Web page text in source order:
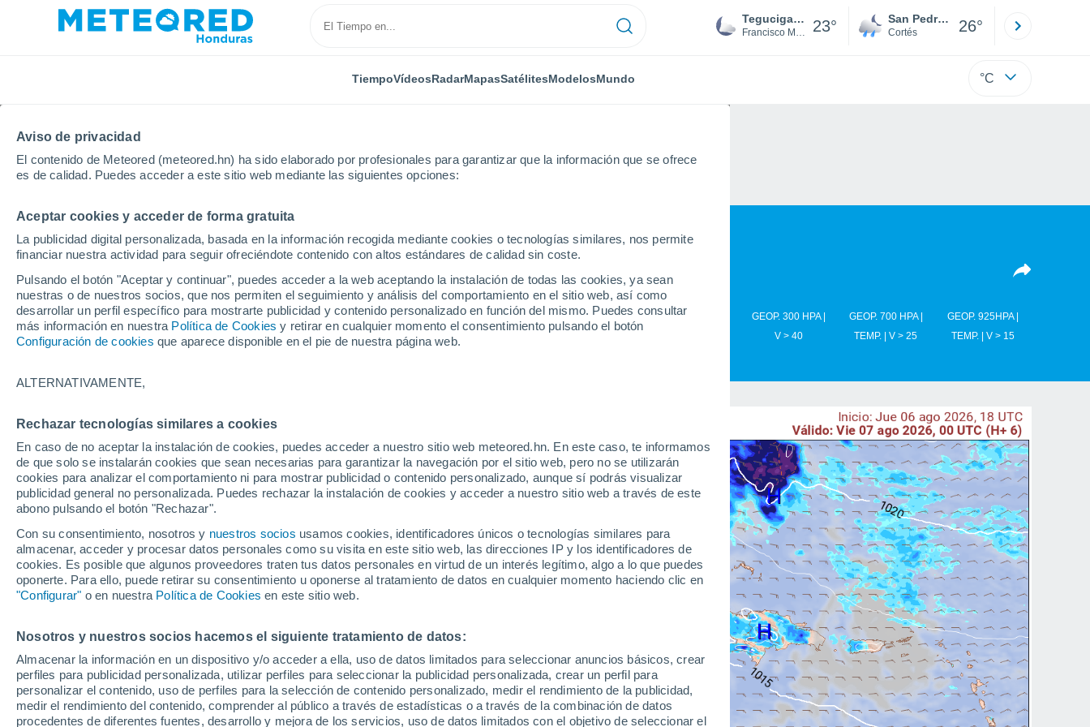
Aviso de privacidad
El contenido de Meteored (meteored.hn) ha sido elaborado por profesionales para garantizar que la información que se ofrece
es de calidad. Puedes acceder a este sitio web mediante las siguientes opciones:
Aceptar cookies y acceder de forma gratuita
La publicidad digital personalizada, basada en la información recogida mediante cookies o tecnologías similares, nos permite
financiar nuestra actividad para seguir ofreciéndote contenido con altos estándares de calidad sin coste.
Pulsando el botón "Aceptar y continuar", puedes acceder a la web aceptando la instalación de todas las cookies, ya sean
nuestras o de nuestros socios, que nos permiten el seguimiento y análisis del comportamiento en el sitio web, así como
desarrollar un perfil específico para mostrarte publicidad y contenido personalizado en función del mismo. Puedes consultar
más información en nuestra Política de Cookies y retirar en cualquier momento el consentimiento pulsando el botón
Configuración de cookies que aparece disponible en el pie de nuestra página web.
ALTERNATIVAMENTE,
Rechazar tecnologías similares a cookies
En caso de no aceptar la instalación de cookies, puedes acceder a nuestro sitio web meteored.hn. En este caso, te informamos
de que solo se instalarán cookies que sean necesarias para garantizar la navegación por el sitio web, pero no se utilizarán
cookies para analizar el comportamiento ni para mostrar publicidad o contenido personalizado, aunque sí podrás visualizar
publicidad general no personalizada. Puedes rechazar la instalación de cookies y acceder a nuestro sitio web a través de este
abono pulsando el botón "Rechazar".
Con su consentimiento, nosotros y nuestros socios usamos cookies, identificadores únicos o tecnologías similares para
almacenar, acceder y procesar datos personales como su visita en este sitio web, las direcciones IP y los identificadores de
cookies. Es posible que algunos proveedores traten tus datos personales en virtud de un interés legítimo, algo a lo que puedes
oponerte. Para ello, puede retirar su consentimiento u oponerse al tratamiento de datos en cualquier momento haciendo clic en
"Configurar" o en nuestra Política de Cookies en este sitio web.
Nosotros y nuestros socios hacemos el siguiente tratamiento de datos:
Almacenar la información en un dispositivo y/o acceder a ella, uso de datos limitados para seleccionar anuncios básicos, crear
perfiles para publicidad personalizada, utilizar perfiles para seleccionar la publicidad personalizada, crear un perfil para
personalizar el contenido, uso de perfiles para la selección de contenido personalizado, medir el rendimiento de la publicidad,
medir el rendimiento del contenido, comprender al público a través de estadísticas o a través de la combinación de datos
procedentes de diferentes fuentes, desarrollo y mejora de los servicios, uso de datos limitados con el objetivo de seleccionar el
Tegucigalpa
Francisco Morazán 23° San Pedro Sula
Cortés 26°
TiempoVídeosRadarMapasSatélitesModelosMundo °C
Inicio Modelos Modelos Honduras - ECMWF América Central
Modelos de predicción numérica
PRES. | V > 10
| NUB. |
PRECIPITACIÓN
ACUMULADA
NIEVE
ACUMULADA
TEMPERATURA
2M
GEOP. 850 HPA |
GEOP. 500 HPA |
VIENTO 10M |
GEOP. 300 HPA |
V > 40
GEOP. 700 HPA |
TEMP. | V > 25
GEOP. 925HPA |
TEMP. | V > 15
Honduras
ECMWF América Central
GFS América Central